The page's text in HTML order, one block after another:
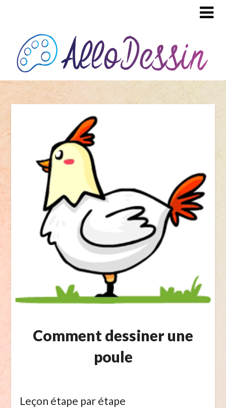
Comment dessiner une
poule
Leçon étape par étape